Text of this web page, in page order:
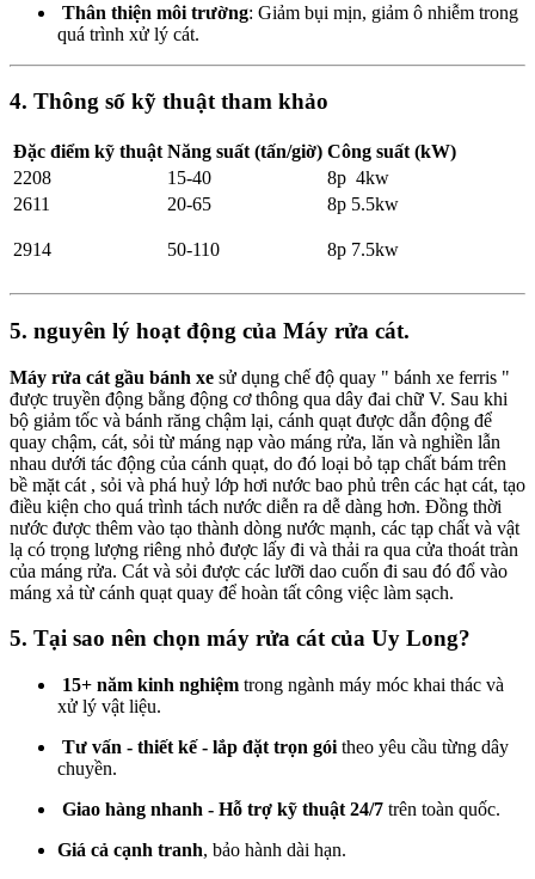
Thân thiện môi trường: Giảm bụi mịn, giảm ô nhiễm trong
quá trình xử lý cát.
4. Thông số kỹ thuật tham khảo
Đặc điểm kỹ thuật Năng suất (tấn/giờ) Công suất (kW)
2208
15-40
8p 4kw
2611
20-65 8p 5.5kw
2914 50-110 8p 7.5kw
5. nguyên lý hoạt động của Máy rửa cát.
Máy rửa cát gầu bánh xe sử dụng chế độ quay " bánh xe ferris "
được truyền động bằng động cơ thông qua dây đai chữ V. Sau khi
bộ giảm tốc và bánh răng chậm lại, cánh quạt được dẫn động để
quay chậm, cát, sỏi từ máng nạp vào máng rửa, lăn và nghiền lẫn
nhau dưới tác động của cánh quạt, do đó loại bỏ tạp chất bám trên
bề mặt cát , sỏi và phá huỷ lớp hơi nước bao phủ trên các hạt cát, tạo
điều kiện cho quá trình tách nước diễn ra dễ dàng hơn. Đồng thời
nước được thêm vào tạo thành dòng nước mạnh, các tạp chất và vật
lạ có trọng lượng riêng nhỏ được lấy đi và thải ra qua cửa thoát tràn
của máng rửa. Cát và sỏi được các lưỡi dao cuốn đi sau đó đổ vào
máng xả từ cánh quạt quay để hoàn tất công việc làm sạch.
5. Tại sao nên chọn máy rửa cát của Uy Long?
15+ năm kinh nghiệm trong ngành máy móc khai thác và
xử lý vật liệu.
Tư vấn - thiết kế - lắp đặt trọn gói theo yêu cầu từng dây
chuyền.
Giao hàng nhanh - Hỗ trợ kỹ thuật 24/7 trên toàn quốc.
Giá cả cạnh tranh, bảo hành dài hạn.